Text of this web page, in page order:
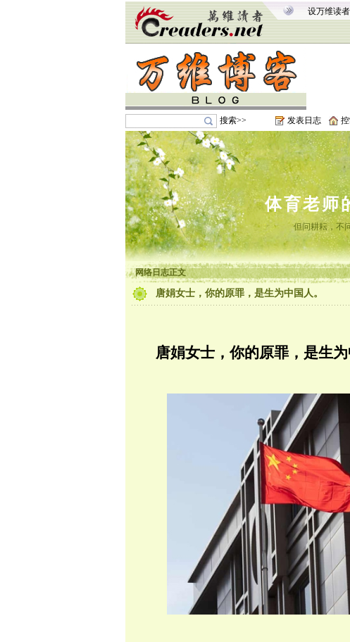
设万维读
搜索>> 发表日志
体育老师
但问耕耘，不
网络日志正文
唐娟女士，你的原罪，是生为中国人。
唐娟女士，你的原罪，是生为